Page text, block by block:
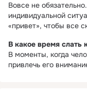
Вовсе не
индивидуальной
«привет», чтобы все
В какое время слать
В моменты, когда
привлечь его